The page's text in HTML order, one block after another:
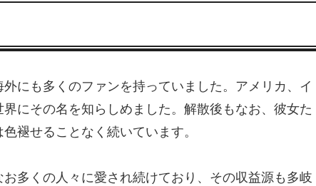
にも多くのファンを持っていました。アメリカ、イ
にその名を知らしめました。解散後もなお、彼女た
褪せることなく続いています。
多くの人々に愛され続けており、その収益源も多岐